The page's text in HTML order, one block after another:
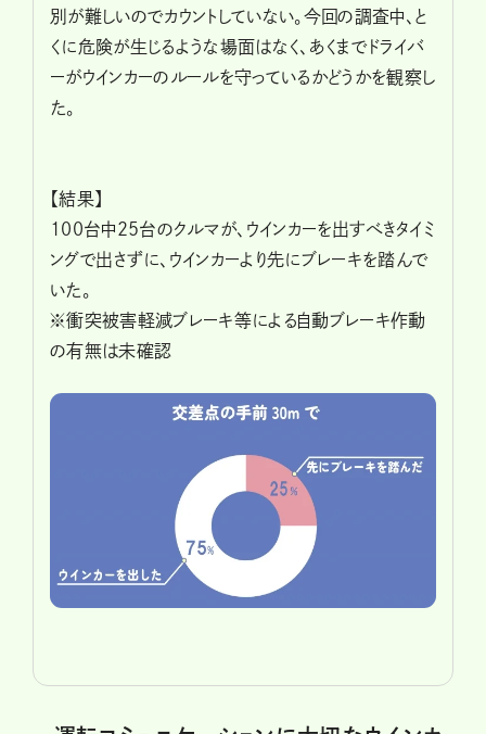
別が難しいのでカウントしていない。今回の調査中、と
くに危険が生じるような場面はなく、あくまでドライバ
ーがウインカーのルールを守っているかどうかを観察し
た。
【結果】
100台中25台のクルマが、ウインカーを出すべきタイミ
ングで出さずに、ウインカーより先にブレーキを踏んで
いた。
※衝突被害軽減ブレーキ等による自動ブレーキ作動
の有無は未確認